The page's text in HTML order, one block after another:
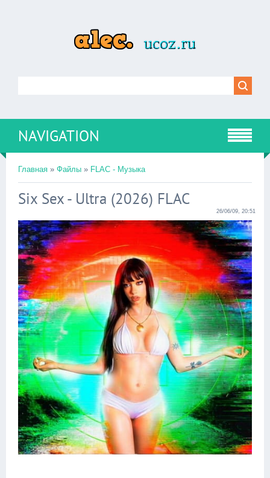
NAVIGATION
Главная » Файлы » FLAC - Музыка
Six Sex - Ultra (2026) FLAC
26/06/09, 20:51